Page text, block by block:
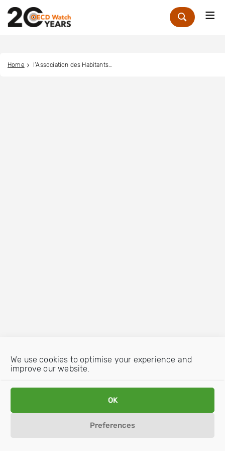
We use cookies to optimise your experience and
improve our website.
OK
Preferences
Zoek
Home l’Association des Habitants de Ndogpassi I, II et III